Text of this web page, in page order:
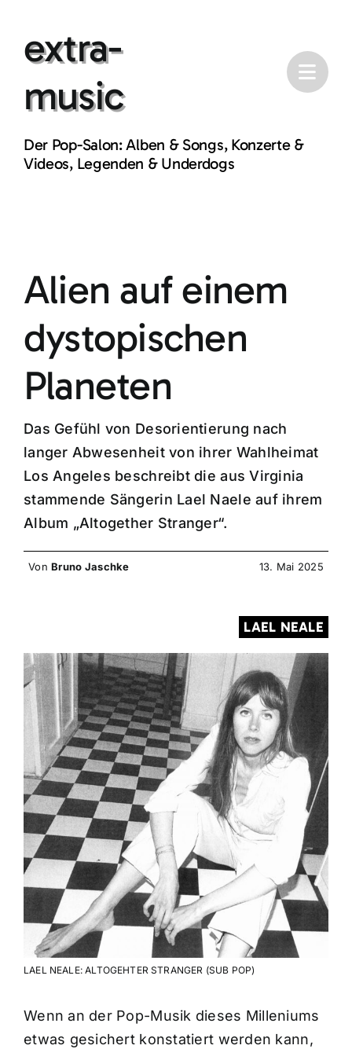
contentextra-
music
Der Pop-Salon: Alben & Songs, Konzerte &
Videos, Legenden & Underdogs
Alien auf einem
dystopischen
Planeten
Das Gefühl von Desorientierung nach
langer Abwesenheit von ihrer Wahlheimat
Los Angeles beschreibt die aus Virginia
stammende Sängerin Lael Naele auf ihrem
Album „Altogether Stranger“.
VonBruno Jaschke 13. Mai 2025
LAEL NEALE
LAEL NEALE: ALTOGEHTER STRANGER (SUB POP)
Wenn an der Pop-Musik dieses Milleniums
etwas gesichert konstatiert werden kann,